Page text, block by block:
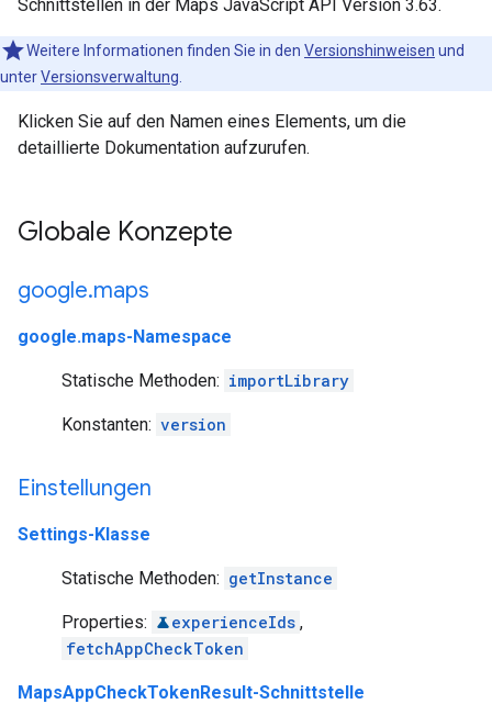
Schnittstellen in der Maps JavaScript API Version 3.63.
Weitere Informationen finden Sie in den Versionshinweisen und
unterVersionsverwaltung
Klicken Sie auf den Namen eines Elements, um die
detaillierte Dokumentation aufzurufen.
Globale Konzepte
google.maps
google.maps-Namespace
Statische Methoden: importLibrary
Konstanten: version
Einstellungen
Settings-Klasse
Statische Methoden: getInstance
Properties: experienceIds ,
fetchAppCheckToken
MapsAppCheckTokenResult-Schnittstelle